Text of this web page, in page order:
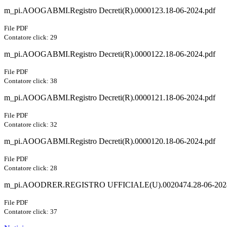
m_pi.AOOGABMI.Registro Decreti(R).0000123.18-06-2024.pdf
File PDF
Contatore click: 29
m_pi.AOOGABMI.Registro Decreti(R).0000122.18-06-2024.pdf
File PDF
Contatore click: 38
m_pi.AOOGABMI.Registro Decreti(R).0000121.18-06-2024.pdf
File PDF
Contatore click: 32
m_pi.AOOGABMI.Registro Decreti(R).0000120.18-06-2024.pdf
File PDF
Contatore click: 28
m_pi.AOODRER.REGISTRO UFFICIALE(U).0020474.28-06-
File PDF
Contatore click: 37